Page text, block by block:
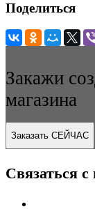
Поделиться
Закажи
магазина
Заказать СЕЙЧАС
Связаться